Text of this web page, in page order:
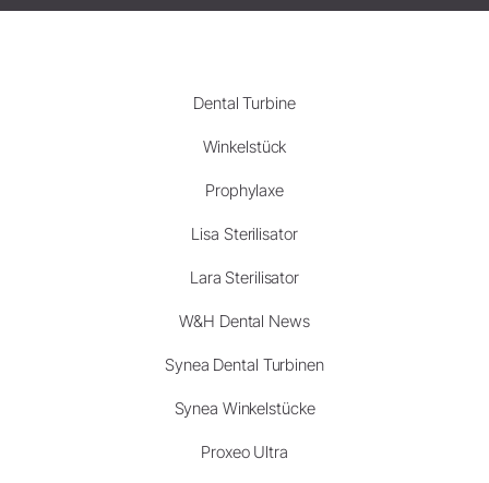
Dental Turbine
Winkelstück
Prophylaxe
Lisa Sterilisator
Lara Sterilisator
W&H Dental News
Synea Dental Turbinen
Synea Winkelstücke
Proxeo Ultra